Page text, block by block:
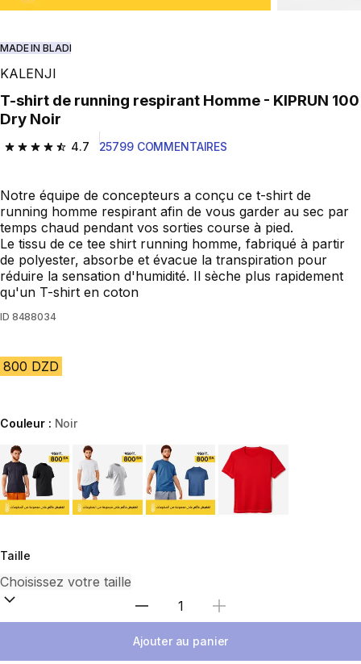
MADE IN BLADI
KALENJI
T-shirt de running respirant Homme - KIPRUN 100
Dry Noir
4.7
4.7 out of 5 stars from 25799 reviews
25799 COMMENTAIRES
Notre équipe de concepteurs a conçu ce t-shirt de
running homme respirant afin de vous garder au sec par
temps chaud pendant vos sorties course à pied.
Le tissu de ce tee shirt running homme, fabriqué à partir
de polyester, absorbe et évacue la transpiration pour
réduire la sensation d'humidité. Il sèche plus rapidement
qu'un T-shirt en coton
ID 8488034
800 DZD
Couleur : Noir
Choose a variant
Taille
Sélectionnez la quantité
Ajouter au panier